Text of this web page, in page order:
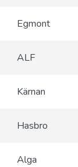
Egmont
ALF
Kärnan
Hasbro
Alga